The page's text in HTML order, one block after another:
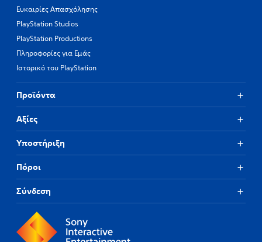
Ευκαιρίες Απασχόλησης
PlayStation Studios
PlayStation Productions
Πληροφορίες για Εμάς
Ιστορικό του PlayStation
Προϊόντα
Αξίες
Υποστήριξη
Πόροι
Σύνδεση